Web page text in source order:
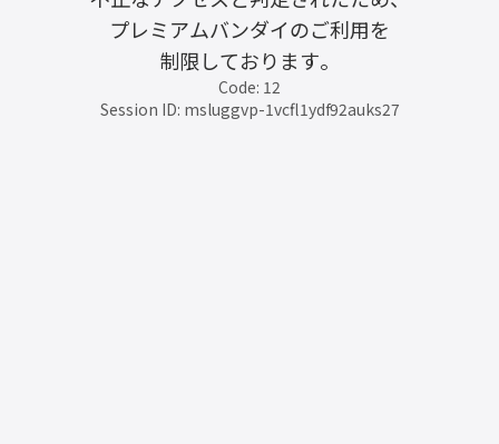
プレミアムバンダイのご利用を
制限しております。
Code: 12
Session ID: msluggvp-1vcfl1ydf92auks27